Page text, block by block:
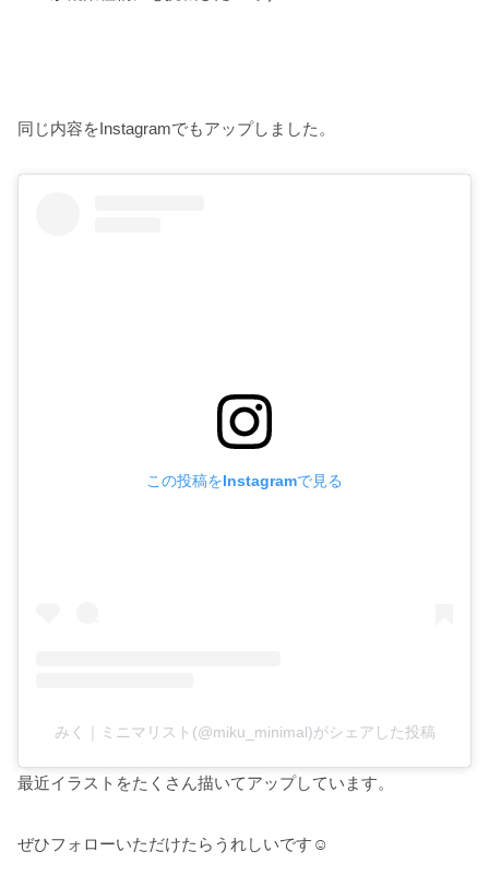
同じ内容をInstagramでもアップしました。
この投稿をInstagramで見る
みく｜ミニマリスト(@miku_minimal)がシェアした投稿
最近イラストをたくさん描いてアップしています。
ぜひフォローいただけたらうれしいです☺️